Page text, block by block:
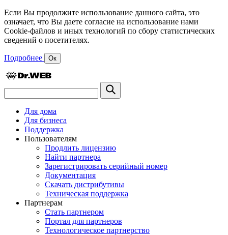
Если Вы продолжите использование данного сайта, это
означает, что Вы даете согласие на использование нами
Cookie-файлов и иных технологий по сбору статистических
сведений о посетителях.
Подробнее Ок
Для дома
Для бизнеса
Поддержка
Пользователям
Продлить лицензию
Найти партнера
Зарегистрировать серийный номер
Документация
Скачать дистрибутивы
Техническая поддержка
Партнерам
Стать партнером
Портал для партнеров
Технологическое партнерство